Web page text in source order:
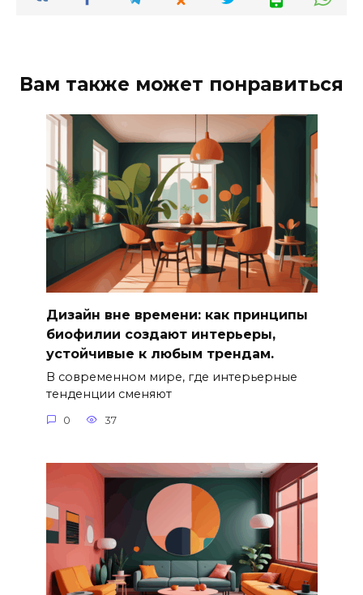
Вам также может понравиться
Дизайн вне времени: как принципы
биофилии создают интерьеры,
устойчивые к любым трендам.
В современном мире, где интерьерные
тенденции сменяют
0 37